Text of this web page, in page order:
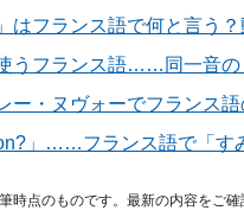
はフランス語で何と言う
うフランス語……同一音の
ー・ヌヴォーでフランス語
」……フランス語で「す
時点のものです。最新の内容をご確